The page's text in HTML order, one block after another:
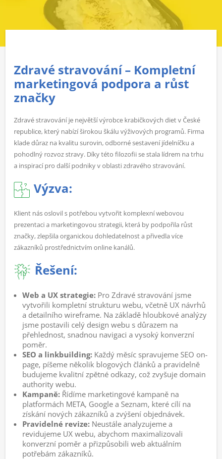
Zdravé stravování – Kompletní
marketingová podpora a růst
značky
Zdravé stravování je největší výrobce krabičkových diet v České
republice, který nabízí širokou škálu výživových programů. Firma
klade důraz na kvalitu surovin, odborné sestavení jídelníčku a
pohodlný rozvoz stravy. Díky této filozofii se stala lídrem na trhu
a inspirací pro další podniky v oblasti zdravého stravování.
Výzva:
Klient nás oslovil s potřebou vytvořit komplexní webovou
prezentaci a marketingovou strategii, která by podpořila růst
značky, zlepšila organickou dohledatelnost a přivedla více
zákazníků prostřednictvím online kanálů.
Řešení:
Web a UX strategie:Pro Zdravé stravování jsme
vytvořili kompletní strukturu webu, včetně UX návrhů
a detailního wireframe. Na základě hloubkové analýzy
jsme postavili celý design webu s důrazem na
přehlednost, snadnou navigaci a vysoký konverzní
poměr.
SEO a linkbuilding:Každý měsíc spravujeme SEO on-
page, píšeme několik blogových článků a pravidelně
budujeme kvalitní zpětné odkazy, což zvyšuje domain
authority webu.
Kampaně:Řídíme marketingové kampaně na
platformách META, Google a Seznam, které cílí na
získání nových zákazníků a zvýšení objednávek.
Pravidelné revize:Neustále analyzujeme a
revidujeme UX webu, abychom maximalizovali
konverzní poměr a přizpůsobili web aktuálním
potřebám zákazníků.